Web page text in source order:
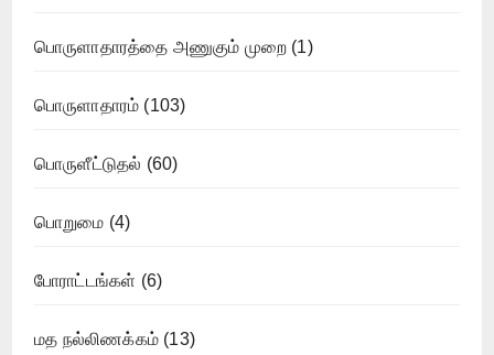
பொருளாதாரத்தை அணுகும் முறை (1)
பொருளாதாரம் (103)
பொருளீட்டுதல் (60)
பொறுமை (4)
போராட்டங்கள் (6)
மத நல்லிணக்கம் (13)